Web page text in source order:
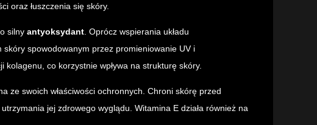
oraz łuszczenia się skóry.
silny antyoksydant . Oprócz wspierania układu
spowodowanym przez promieniowanie UV i
co korzystnie wpływa na strukturę skóry.
ze swoich właściwości ochronnych. Chroni skórę przed
jej zdrowego wyglądu. Witamina E działa również na